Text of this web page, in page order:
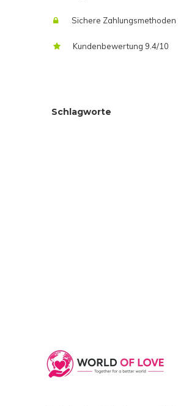
Sichere Zahlungsmethoden
Kundenbewertung 9.4/10
Schlagworte